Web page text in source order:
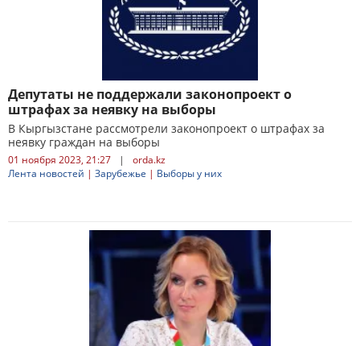
Депутаты не поддержали законопроект о
штрафах за неявку на выборы
В Кыргызстане рассмотрели законопроект о штрафах за
неявку граждан на выборы
01 ноября 2023, 21:27 |
orda.kz
Лента новостей | Зарубежье | Выборы у них